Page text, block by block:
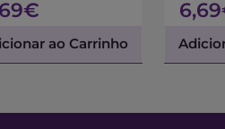
ao Carrinho